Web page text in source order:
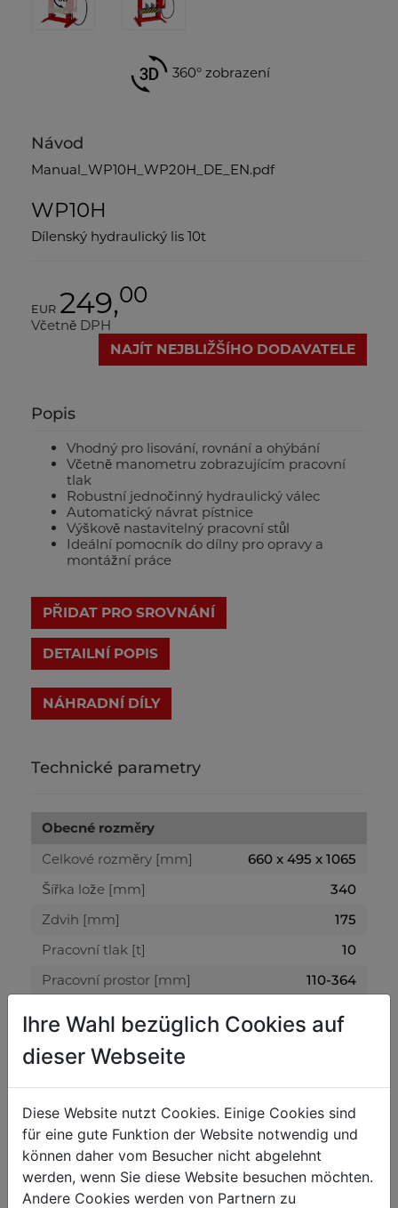
360° zobrazení
Návod
Manual_WP10H_WP20H_DE_EN.pdf
WP10H
Dílenský hydraulický lis 10t
EUR 249,00
Včetně DPH
NAJÍT NEJBLIŽŠÍHO DODAVATELE
Popis
Vhodný pro lisování, rovnání a ohýbání
Včetně manometru zobrazujícím pracovní
tlak
Robustní jednočinný hydraulický válec
Automatický návrat pístnice
Výškově nastavitelný pracovní stůl
Ideální pomocník do dílny pro opravy a
montážní práce
PŘIDAT PRO SROVNÁNÍ
DETAILNÍ POPIS
Technické parametry
Obecné rozměry
Celkové rozměry [mm]
660 x 495 x 1065
Šířka lože [mm]
340
Zdvih [mm]
175
Pracovní tlak [t]
10
Pracovní prostor [mm]
110-364
Dílenské lisy
Průměr válce [mm]
Hmotnost
Netto [kg]
Brutto [kg]
51
Ihre Wahl bezüglich Cookies auf
dieser Webseite
Diese Website nutzt Cookies. Einige Cookies sind
für eine gute Funktion der Website notwendig und
können daher vom Besucher nicht abgelehnt
werden, wenn Sie diese Website besuchen möchten.
Andere Cookies werden von Partnern zu